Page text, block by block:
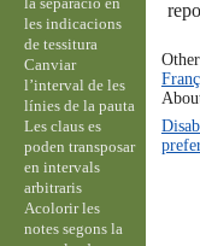
les indicacions
de tessitura
Canviar
l’interval de les
línies de la pauta
Les claus es
poden transposar
en intervals
arbitraris
Acolorir les
notes segons la